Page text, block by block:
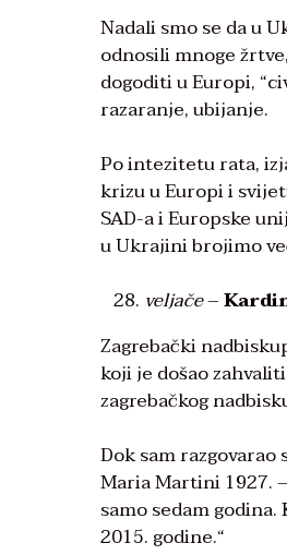
Nadali smo se da u
odnosili mnoge
dogoditi u Europi,
razaranje, ubijanje.
Po intezitetu rata,
krizu u Europi i
SAD-a i Europske
u Ukrajini brojimo
veljače–
Zagrebački
koji je došao
zagrebačkog
Dok sam
Maria Martini 1927.
samo sedam
2015. godine.“